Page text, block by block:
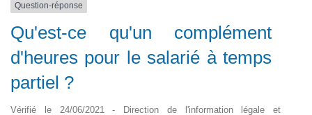
Question-réponse
Qu'est-ce qu'un complément
d'heures pour le salarié à temps
partiel ?
Vérifié le 24/06/2021 - Direction de l'information légale et